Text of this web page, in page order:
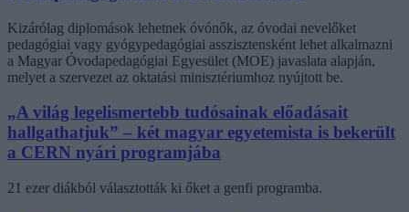
Kizárólag diplomások lehetnek óvónők, az óvodai nevelőket
pedagógiai vagy gyógypedagógiai asszisztensként lehet alkalmazni
a Magyar Óvodapedagógiai Egyesület (MOE) javaslata alapján,
melyet a szervezet az oktatási minisztériumhoz nyújtott be.
„A világ legelismertebb tudósainak előadásait
hallgathatjuk” – két magyar egyetemista is bekerült
a CERN nyári programjába
21 ezer diákból választották ki őket a genfi programba.